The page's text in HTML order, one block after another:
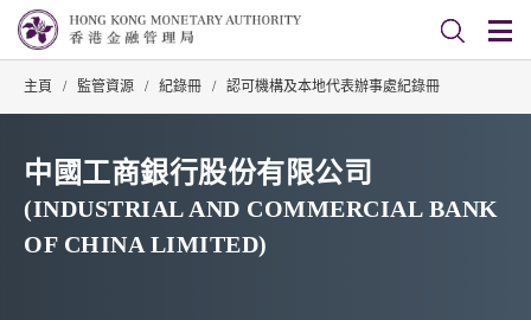
主頁 / 監管資源 / 紀錄冊 / 認可機構及本地代表辦事處紀錄冊
中國工商銀行股份有限公司
(INDUSTRIAL AND COMMERCIAL BANK
OF CHINA LIMITED)